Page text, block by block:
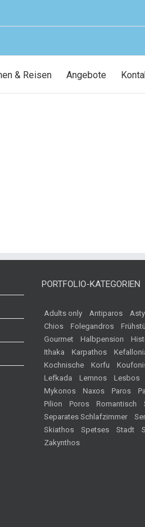
& Reisen Angebote
PORTFOLIO-KATEGORIEN
Adults only Antiparos
Chios
Folegandros
Gourmet
Halbpension
Ithaka
Karpathos
Kochnische
Korfu
Lefkada
Lemnos Lesbos
Mykonos
Naxos Paros
Pilion
Poros Romantisch
Separates Schlafzimmer
Skiathos
Spetses Stadt
Zakynthos